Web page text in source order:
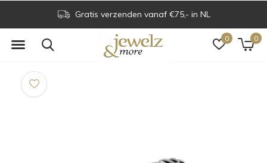
0 0
Gratis verzenden vanaf €75,- in NL